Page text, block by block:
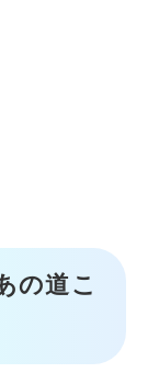
の道こ